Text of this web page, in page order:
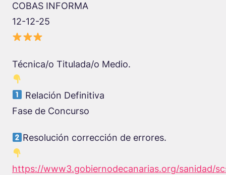
COBAS INFORMA
12-12-25
Técnica/o Titulada/o Medio.
Relación Definitiva
Fase de Concurso
Resolución corrección de errores.
https://www3.gobiernodecanarias.org/sanidad/